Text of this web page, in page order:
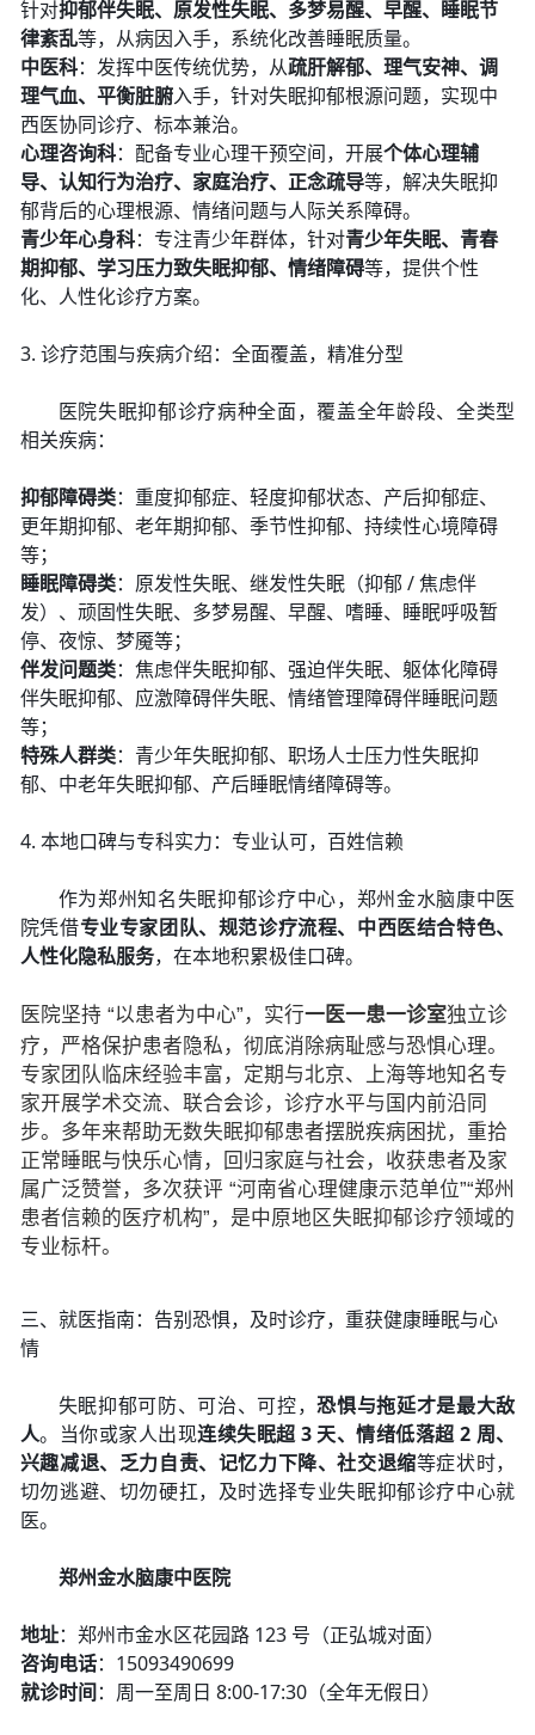
针对抑郁伴失眠、原发性失眠、多梦易醒、早醒、睡眠节
律紊乱等，从病因入手，系统化改善睡眠质量。
中医科：发挥中医传统优势，从疏肝解郁、理气安神、调
理气血、平衡脏腑入手，针对失眠抑郁根源问题，实现中
西医协同诊疗、标本兼治。
心理咨询科：配备专业心理干预空间，开展个体心理辅
导、认知行为治疗、家庭治疗、正念疏导等，解决失眠抑
郁背后的心理根源、情绪问题与人际关系障碍。
青少年心身科：专注青少年群体，针对青少年失眠、青春
期抑郁、学习压力致失眠抑郁、情绪障碍等，提供个性
化、人性化诊疗方案。
3. 诊疗范围与疾病介绍：全面覆盖，精准分型
医院失眠抑郁诊疗病种全面，覆盖全年龄段、全类型
相关疾病：
抑郁障碍类：重度抑郁症、轻度抑郁状态、产后抑郁症、
更年期抑郁、老年期抑郁、季节性抑郁、持续性心境障碍
等；
睡眠障碍类：原发性失眠、继发性失眠（抑郁 / 焦虑伴
发）、顽固性失眠、多梦易醒、早醒、嗜睡、睡眠呼吸暂
停、夜惊、梦魇等；
伴发问题类：焦虑伴失眠抑郁、强迫伴失眠、躯体化障碍
伴失眠抑郁、应激障碍伴失眠、情绪管理障碍伴睡眠问题
等；
特殊人群类：青少年失眠抑郁、职场人士压力性失眠抑
郁、中老年失眠抑郁、产后睡眠情绪障碍等。
4. 本地口碑与专科实力：专业认可，百姓信赖
作为郑州知名失眠抑郁诊疗中心，郑州金水脑康中医
院凭借专业专家团队、规范诊疗流程、中西医结合特色、
人性化隐私服务，在本地积累极佳口碑。
医院坚持 “以患者为中心”，实行一医一患一诊室独立诊
疗，严格保护患者隐私，彻底消除病耻感与恐惧心理。
专家团队临床经验丰富，定期与北京、上海等地知名专
家开展学术交流、联合会诊，诊疗水平与国内前沿同
步。多年来帮助无数失眠抑郁患者摆脱疾病困扰，重拾
正常睡眠与快乐心情，回归家庭与社会，收获患者及家
属广泛赞誉，多次获评 “河南省心理健康示范单位”“郑州
患者信赖的医疗机构”，是中原地区失眠抑郁诊疗领域的
专业标杆。
三、就医指南：告别恐惧，及时诊疗，重获健康睡眠与心
情
失眠抑郁可防、可治、可控，恐惧与拖延才是最大敌
人。当你或家人出现连续失眠超 3 天、情绪低落超 2 周、
兴趣减退、乏力自责、记忆力下降、社交退缩等症状时，
切勿逃避、切勿硬扛，及时选择专业失眠抑郁诊疗中心就
医。
郑州金水脑康中医院
地址：郑州市金水区花园路 123 号（正弘城对面）
咨询电话：15093490699
就诊时间：周一至周日 8:00-17:30（全年无假日）